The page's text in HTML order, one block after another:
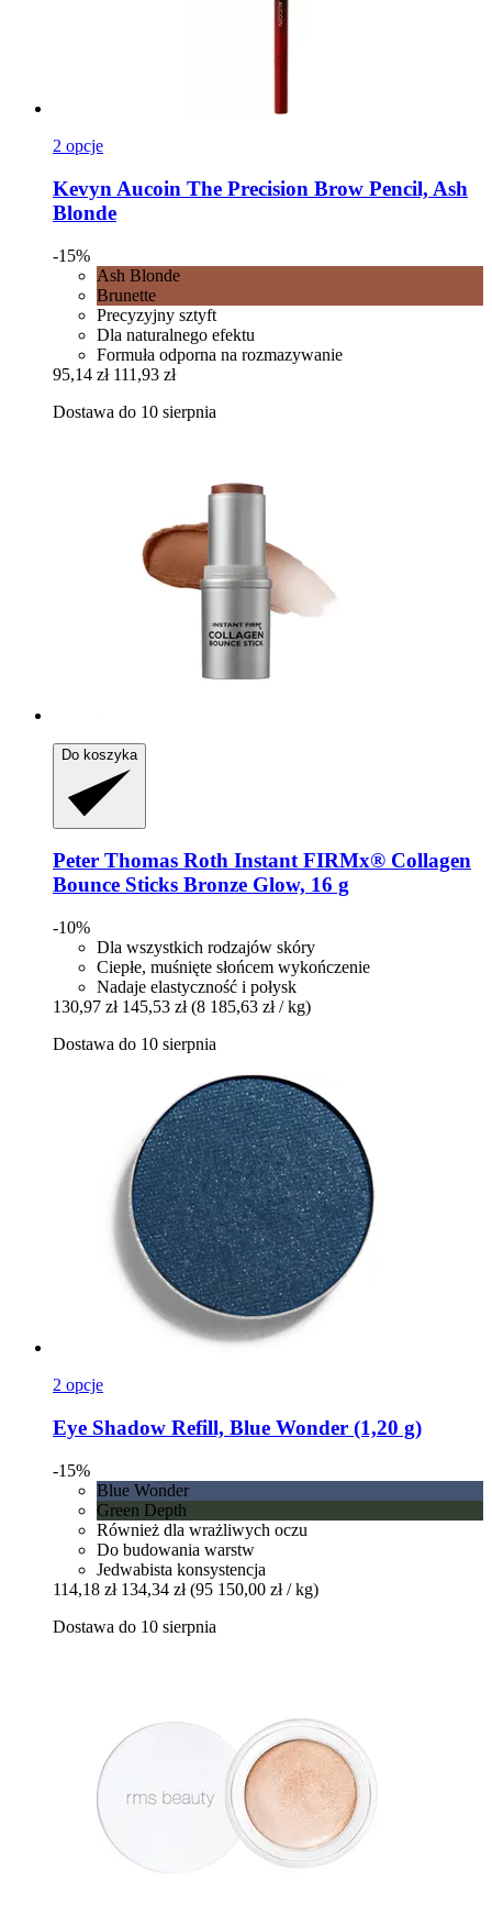
2 opcje
Kevyn Aucoin The Precision Brow Pencil, Ash
Blonde
-15%
Ash Blonde
Brunette
Precyzyjny sztyft
Dla naturalnego efektu
Formuła odporna na rozmazywanie
95,14 zł 111,93 zł
Dostawa do 10 sierpnia
Do koszyka
Peter Thomas Roth Instant FIRMx® Collagen
Bounce Sticks Bronze Glow, 16 g
-10%
Dla wszystkich rodzajów skóry
Ciepłe, muśnięte słońcem wykończenie
Nadaje elastyczność i połysk
130,97 zł 145,53 zł (8 185,63 zł / kg)
Dostawa do 10 sierpnia
2 opcje
Eye Shadow Refill, Blue Wonder (1,20 g)
-15%
Blue Wonder
Green Depth
Również dla wrażliwych oczu
Do budowania warstw
Jedwabista konsystencja
114,18 zł 134,34 zł (95 150,00 zł / kg)
Dostawa do 10 sierpnia